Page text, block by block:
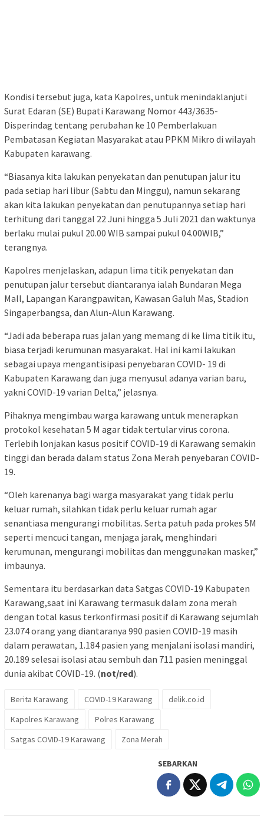
Kondisi tersebut juga, kata Kapolres, untuk menindaklanjuti
Surat Edaran (SE) Bupati Karawang Nomor 443/3635-
Disperindag tentang perubahan ke 10 Pemberlakuan
Pembatasan Kegiatan Masyarakat atau PPKM Mikro di wilayah
Kabupaten karawang.
“Biasanya kita lakukan penyekatan dan penutupan jalur itu
pada setiap hari libur (Sabtu dan Minggu), namun sekarang
akan kita lakukan penyekatan dan penutupannya setiap hari
terhitung dari tanggal 22 Juni hingga 5 Juli 2021 dan waktunya
berlaku mulai pukul 20.00 WIB sampai pukul 04.00WIB,”
terangnya.
Kapolres menjelaskan, adapun lima titik penyekatan dan
penutupan jalur tersebut diantaranya ialah Bundaran Mega
Mall, Lapangan Karangpawitan, Kawasan Galuh Mas, Stadion
Singaperbangsa, dan Alun-Alun Karawang.
“Jadi ada beberapa ruas jalan yang memang di ke lima titik itu,
biasa terjadi kerumunan masyarakat. Hal ini kami lakukan
sebagai upaya mengantisipasi penyebaran COVID- 19 di
Kabupaten Karawang dan juga menyusul adanya varian baru,
yakni COVID-19 varian Delta,” jelasnya.
Pihaknya mengimbau warga karawang untuk menerapkan
protokol kesehatan 5 M agar tidak tertular virus corona.
Terlebih lonjakan kasus positif COVID-19 di Karawang semakin
tinggi dan berada dalam status Zona Merah penyebaran COVID-
19.
“Oleh karenanya bagi warga masyarakat yang tidak perlu
keluar rumah, silahkan tidak perlu keluar rumah agar
senantiasa mengurangi mobilitas. Serta patuh pada prokes 5M
seperti mencuci tangan, menjaga jarak, menghindari
kerumunan, mengurangi mobilitas dan menggunakan masker,”
imbaunya.
Sementara itu berdasarkan data Satgas COVID-19 Kabupaten
Karawang,saat ini Karawang termasuk dalam zona merah
dengan total kasus terkonfirmasi positif di Karawang sejumlah
23.074 orang yang diantaranya 990 pasien COVID-19 masih
dalam perawatan, 1.184 pasien yang menjalani isolasi mandiri,
20.189 selesai isolasi atau sembuh dan 711 pasien meninggal
dunia akibat COVID-19. (not/red).
Berita Karawang COVID-19 Karawang
delik.co.id
Kapolres Karawang
Polres Karawang
Satgas COVID-19 Karawang
Zona Merah
SEBARKAN